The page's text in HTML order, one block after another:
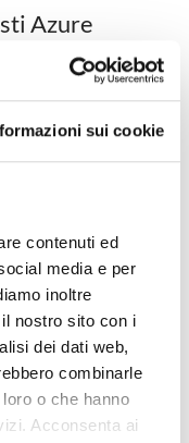
sui cookie
contenuti ed
media e per
inoltre
nostro sito con i
dei dati web,
combinarle
o che hanno
Acconsenta ai
Azure
efficienti, con
dei costi.
e pianificazione
cloud
delle
rapporto diretto
clienti possono
e su un partner